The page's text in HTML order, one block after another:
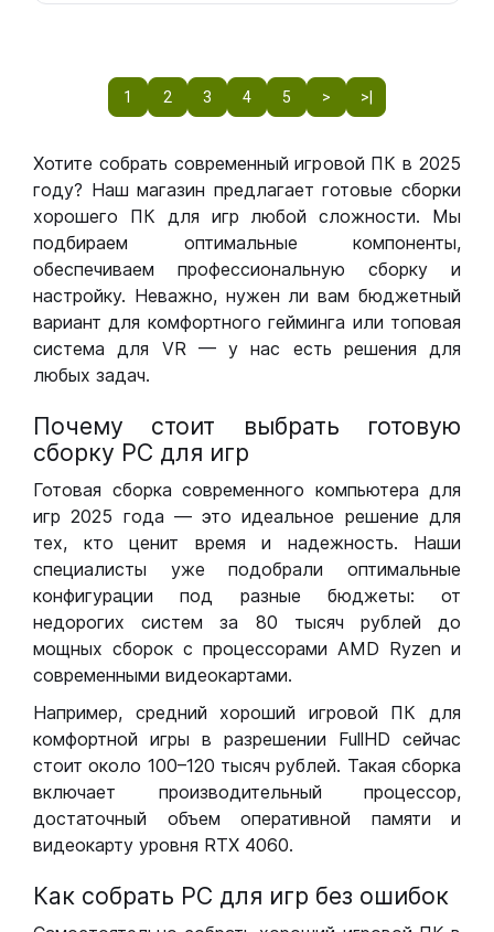
1 2 3 4 5 > >|
Хотите собрать современный игровой ПК в 2025
году? Наш магазин предлагает готовые сборки
хорошего ПК для игр любой сложности. Мы
подбираем оптимальные компоненты,
обеспечиваем профессиональную сборку и
настройку. Неважно, нужен ли вам бюджетный
вариант для комфортного гейминга или топовая
система для VR — у нас есть решения для
любых задач.
Почему стоит выбрать готовую
сборку РС для игр
Готовая сборка современного компьютера для
игр 2025 года — это идеальное решение для
тех, кто ценит время и надежность. Наши
специалисты уже подобрали оптимальные
конфигурации под разные бюджеты: от
недорогих систем за 80 тысяч рублей до
мощных сборок с процессорами AMD Ryzen и
современными видеокартами.
Например, средний хороший игровой ПК для
комфортной игры в разрешении FullHD сейчас
стоит около 100–120 тысяч рублей. Такая сборка
включает производительный процессор,
достаточный объем оперативной памяти и
видеокарту уровня RTX 4060.
Как собрать РС для игр без ошибок